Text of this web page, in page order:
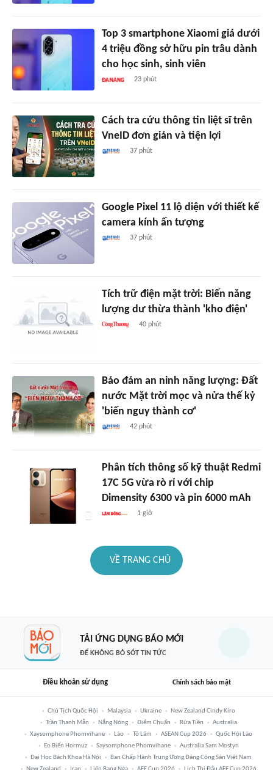
Top 3 smartphone Xiaomi giá dưới
4 triệu đồng sở hữu pin trâu dành
cho học sinh, sinh viên
23 phút
Cách tra cứu thông tin liệt sĩ trên
VneID đơn giản và tiện lợi
37 phút
Google Pixel 11 lộ diện với thiết kế
camera kính ấn tượng
37 phút
Tích trữ điện mặt trời: Biến năng
lượng dư thừa thành 'kho điện'
40 phút
Bảo đảm an ninh năng lượng: Đất
nước Mặt trời mọc và nửa thế kỷ
'biến nguy thành cơ'
42 phút
Phân tích thông số kỹ thuật Redmi
17C 5G vừa rò rỉ với chip
Dimensity 6300 và pin 6000 mAh
1 giờ
VỀ TRANG CHỦ
TẢI ỨNG DỤNG BÁO MỚI
ĐỂ KHÔNG BỎ SÓT TIN TỨC
Điều khoản sử dụng Chính sách bảo mật
Chủ Tịch Quốc Hội Malaysia Ukraine
New Zealand Cindy Kiro
Trần Thanh Mẫn
Nắng Nóng Điểm Chuẩn Rửa Tiền
Australia
Xaysomphone Phomvihane
Lào Tô Lâm ASEAN Cup 2026
Quốc Hội Lào
Eo Biển Hormuz
Saysomphone Phomvihane
Australia Sam Mostyn
Đại Học Bách Khoa Hà Nội
Ban Chấp Hành Trung Ương Đảng Cộng Sản Việt Nam